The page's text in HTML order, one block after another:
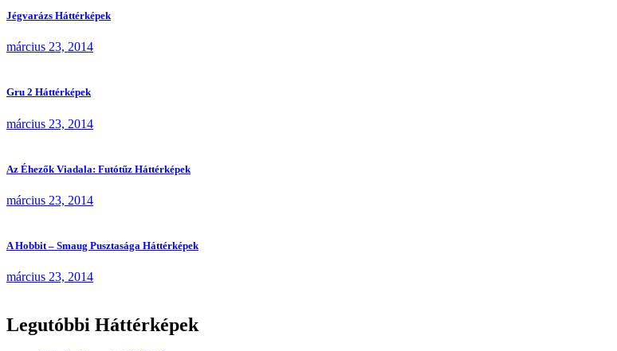
Jégvarázs Háttérképek
március 23, 2014
Gru 2 Háttérképek
március 23, 2014
Az Éhezők Viadala: Futótűz Háttérképek
március 23, 2014
A Hobbit – Smaug Pusztasága Háttérképek
március 23, 2014
Legutóbbi Háttérképek